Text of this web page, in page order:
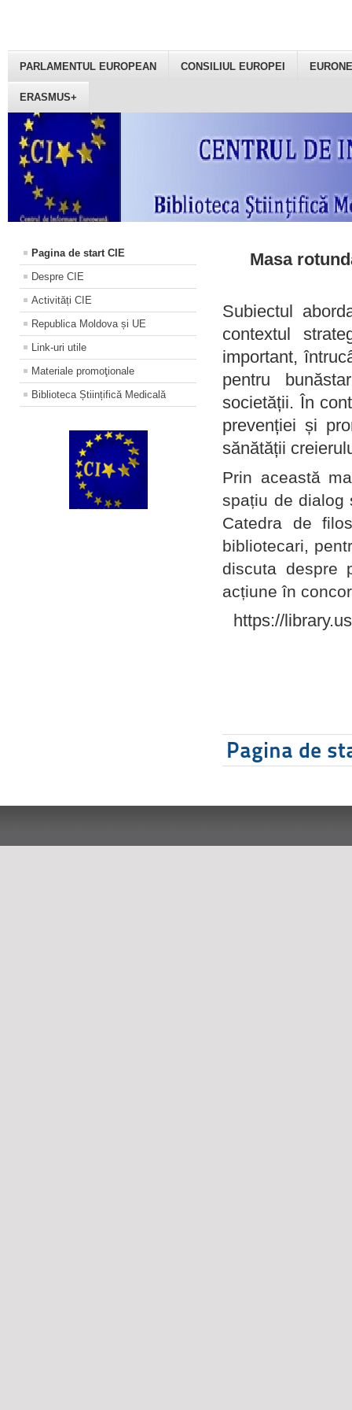
PARLAMENTUL EUROPEAN CONSILIUL EUROPEI
ERASMUS+
Pagina de start CIE
Despre CIE
Activități CIE
Republica Moldova și UE
Link-uri utile
Materiale promoţionale
Biblioteca Științifică Medicală
Masa
Subiectul
contextul
important,
pentru
societății. În
prevenției și
sănătății
Prin această
spațiu de dialog
Catedra de
bibliotecari,
discuta despre
acțiune în
https://
Pagina de